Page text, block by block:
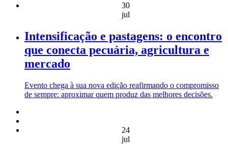
30
jul
Intensificação e pastagens: o encontro
que conecta pecuária, agricultura e
mercado
Evento chega à sua nova edição reafirmando o compromisso
de sempre: aproximar quem produz das melhores decisões.
24
jul